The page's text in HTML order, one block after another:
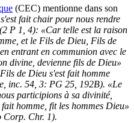
(CEC) mentionne dans son
fait chair pour nous rendre
P 1, 4): «Car telle est la raison
et le Fils de Dieu, Fils de
entrant en communion avec le
divine, devienne fils de Dieu»
de Dieu s'est fait homme
inc. 54, 3: PG 25, 192B). «Le
participions à sa divinité,
homme, fit les hommes Dieu»
Corp. Chr. 1).